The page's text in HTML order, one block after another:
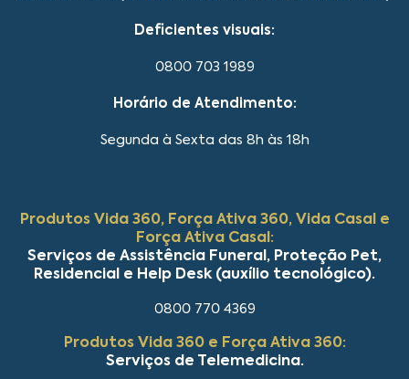
Deficientes visuais:
0800 703 1989
Horário de Atendimento:
Segunda à Sexta das 8h às 18h
Produtos Vida 360, Força Ativa 360, Vida Casal e
Força Ativa Casal:
Serviços de Assistência Funeral, Proteção Pet,
Residencial e Help Desk (auxílio tecnológico).
0800 770 4369
Produtos Vida 360 e Força Ativa 360:
Serviços de Telemedicina.